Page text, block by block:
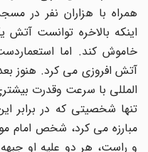
همراه با هزاران نفر در
اینکه بالاخره توانست آتش
خاموش کند. اما
آتش افروزى مى کرد. هنوز بعد
المللى با سرعت وقدرت
تنها شخصیتى که در برابر
مبارزه مى کرد، شخص امام
و راست، هر دو علیه او